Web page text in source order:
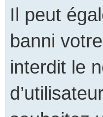
Il peut
banni
interdit le